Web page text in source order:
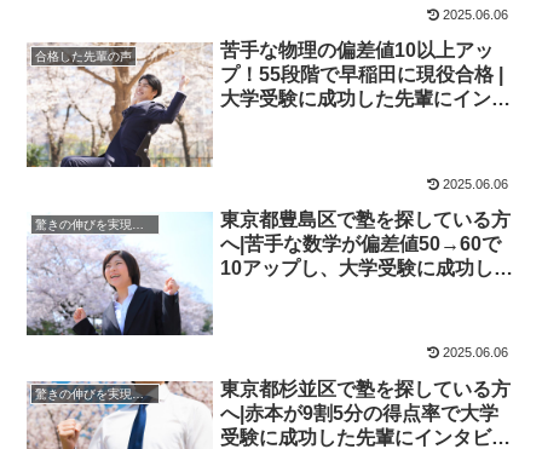
2025.06.06
合格した先輩の声
苦手な物理の偏差値10以上アッ
プ！55段階で早稲田に現役合格 |
大学受験に成功した先輩にインタ
2025.06.06
驚きの伸びを実現｜先輩列伝
東京都豊島区で塾を探している方
へ|苦手な数学が偏差値50→60で
10アップし、大学受験に成功した
2025.06.06
驚きの伸びを実現｜先輩列伝
東京都杉並区で塾を探している方
へ|赤本が9割5分の得点率で大学
受験に成功した先輩にインタビュ